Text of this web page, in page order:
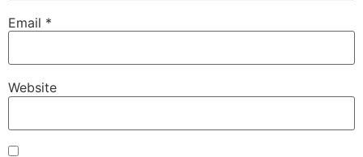
Email *
Website